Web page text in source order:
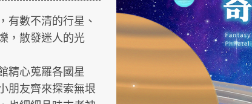
有數不清的行星、
，散發迷人的光
精心蒐羅各國星
朋友齊來探索無垠